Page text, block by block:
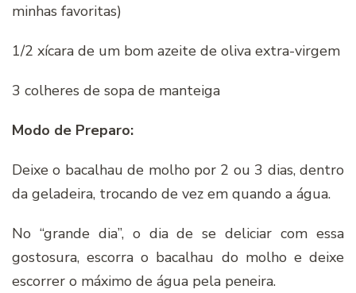
minhas favoritas)
1/2 xícara de um bom azeite de oliva extra-virgem
3 colheres de sopa de manteiga
Modo de Preparo:
Deixe o bacalhau de molho por 2 ou 3 dias, dentro
da geladeira, trocando de vez em quando a água.
No “grande dia”, o dia de se deliciar com essa
gostosura, escorra o bacalhau do molho e deixe
escorrer o máximo de água pela peneira.